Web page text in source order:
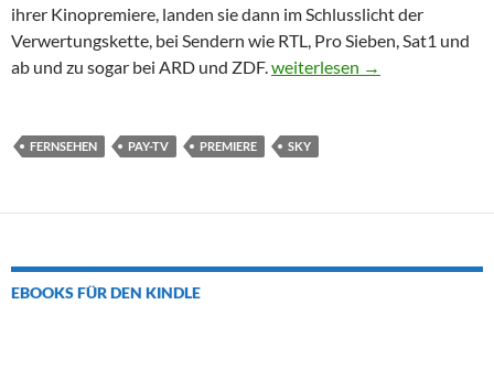
ihrer Kinopremiere, landen sie dann im Schlusslicht der
Verwertungskette, bei Sendern wie RTL, Pro Sieben, Sat1 und
ab und zu sogar bei ARD und ZDF.Der Mythos von den
weiterlesen →
FERNSEHEN PAY-TV PREMIERE SKY
EBOOKS FÜR DEN KINDLE